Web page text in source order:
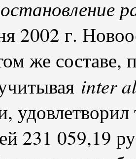
2002 г.
же
inter
удовлетворил
231 059,19